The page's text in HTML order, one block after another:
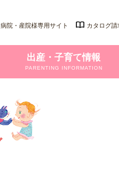
病院・産院様専用サイト カタログ請
出産・子育て情報
PARENTING INFORMATION